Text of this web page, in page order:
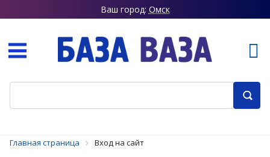
Ваш город: Омск
Главная страница Вход на сайт